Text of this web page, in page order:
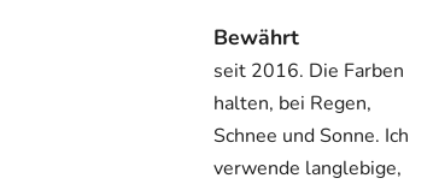
Bewährt
seit 2016. Die Farben
halten, bei Regen,
Schnee und Sonne. Ich
verwende langlebige,